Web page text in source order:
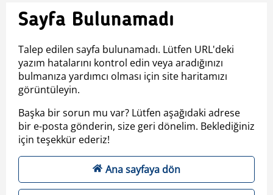
Sayfa Bulunamadı
Talep edilen sayfa bulunamadı. Lütfen URL'deki
yazım hatalarını kontrol edin veya aradığınızı
bulmanıza yardımcı olması için site haritamızı
görüntüleyin.
Başka bir sorun mu var? Lütfen aşağıdaki adrese
bir e-posta gönderin, size geri dönelim. Beklediğiniz
için teşekkür ederiz!
Ana sayfaya dön